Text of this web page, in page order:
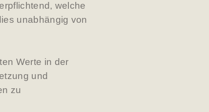
welche
unabhängig von
Werte in der
und
zu